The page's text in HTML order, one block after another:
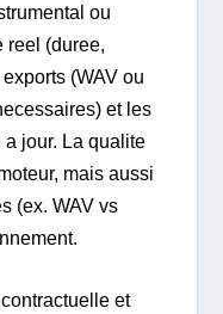
ou
reel (duree,
(WAV ou
et les
a jour. La qualite
mais aussi
(ex. WAV vs
et